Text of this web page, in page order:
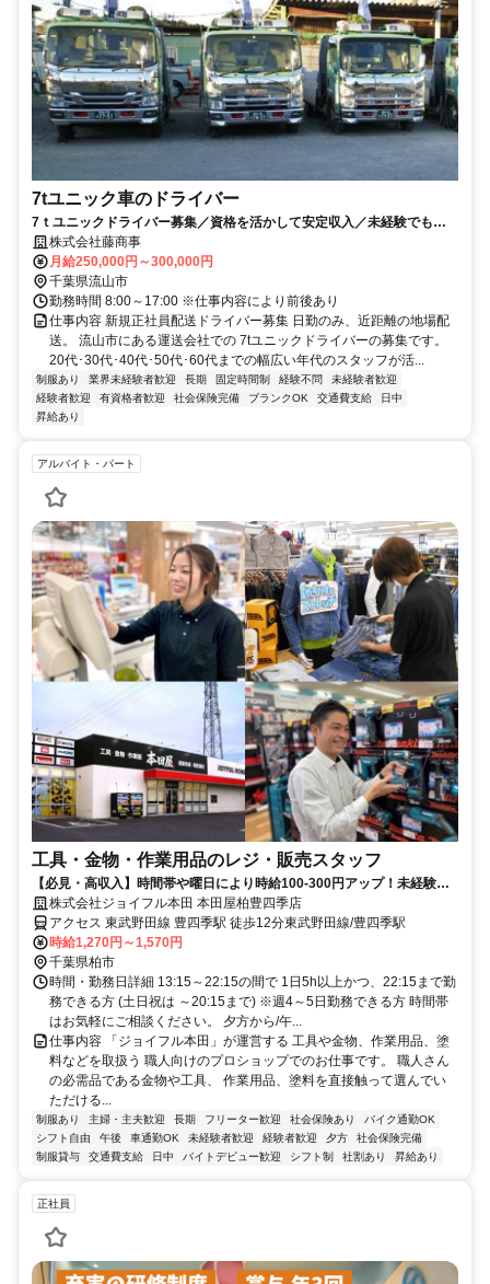
7tユニック車のドライバー
7ｔユニックドライバー募集／資格を活かして安定収入／未経験でも丁
寧フォロー／幅広い年代・中高年活躍中
株式会社藤商事
月給250,000円～300,000円
千葉県流山市
勤務時間 8:00～17:00 ※仕事内容により前後あり
仕事内容 新規正社員配送ドライバー募集 日勤のみ、近距離の地場配
送。 流山市にある運送会社での 7tユニックドライバーの募集です。
20代･30代･40代･50代･60代までの幅広い年代のスタッフが活...
制服あり 業界未経験者歓迎 長期 固定時間制 経験不問
未経験者歓迎
経験者歓迎
有資格者歓迎 社会保険完備 ブランクOK 交通費支給
日中
昇給あり
アルバイト・パート
工具・金物・作業用品のレジ・販売スタッフ
【必見・高収入】時間帯や曜日により時給100-300円アップ！未経験歓
迎！22:15までの勤務！5h～OK！
株式会社ジョイフル本田 本田屋柏豊四季店
アクセス 東武野田線 豊四季駅 徒歩12分東武野田線/豊四季駅
時給1,270円～1,570円
千葉県柏市
時間・勤務日詳細 13:15～22:15の間で 1日5h以上かつ、22:15まで勤
務できる方 (土日祝は ～20:15まで) ※週4～5日勤務できる方 時間帯
はお気軽にご相談ください。 夕方から/午...
仕事内容 「ジョイフル本田」が運営する 工具や金物、作業用品、塗
料などを取扱う 職人向けのプロショップでのお仕事です。 職人さん
の必需品である金物や工具、 作業用品、塗料を直接触って選んでい
ただける...
制服あり 主婦・主夫歓迎 長期 フリーター歓迎 社会保険あり
バイク通勤OK
シフト自由
午後 車通勤OK 未経験者歓迎 経験者歓迎 夕方
社会保険完備
制服貸与
交通費支給 日中 バイトデビュー歓迎 シフト制 社割あり 昇給あり
正社員